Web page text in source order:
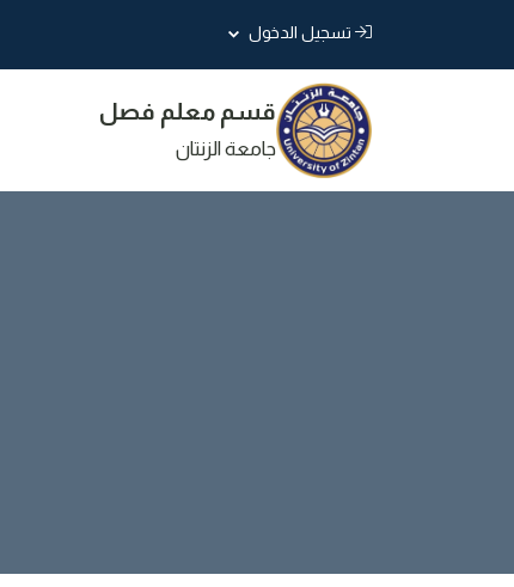
تسجيل الدخول
قسم معلم فصل
جامعة الزنتان